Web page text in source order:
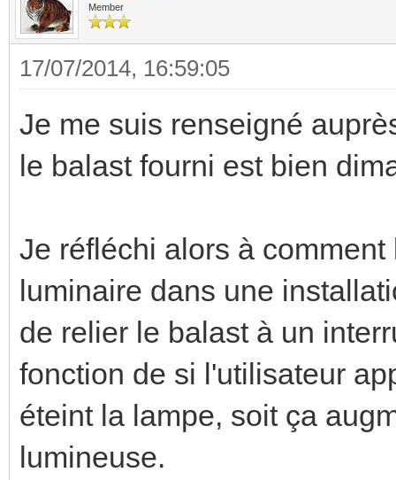
Member
17/07/2014, 16:59:05
Je me suis renseigné
le balast fourni est bien
Je réfléchi alors à
luminaire dans une
de relier le balast à un
fonction de si l'utilisateur
éteint la lampe, soit ça
lumineuse.